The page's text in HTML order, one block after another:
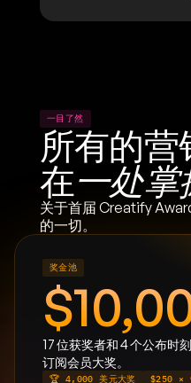
一目了然
所有的营
在一处掌
关于首届 Creatify
的一切。
奖金池
17 位获奖者和 4 个公布
订阅会员大奖。
🏆 4,000 美元大奖 $250 ×